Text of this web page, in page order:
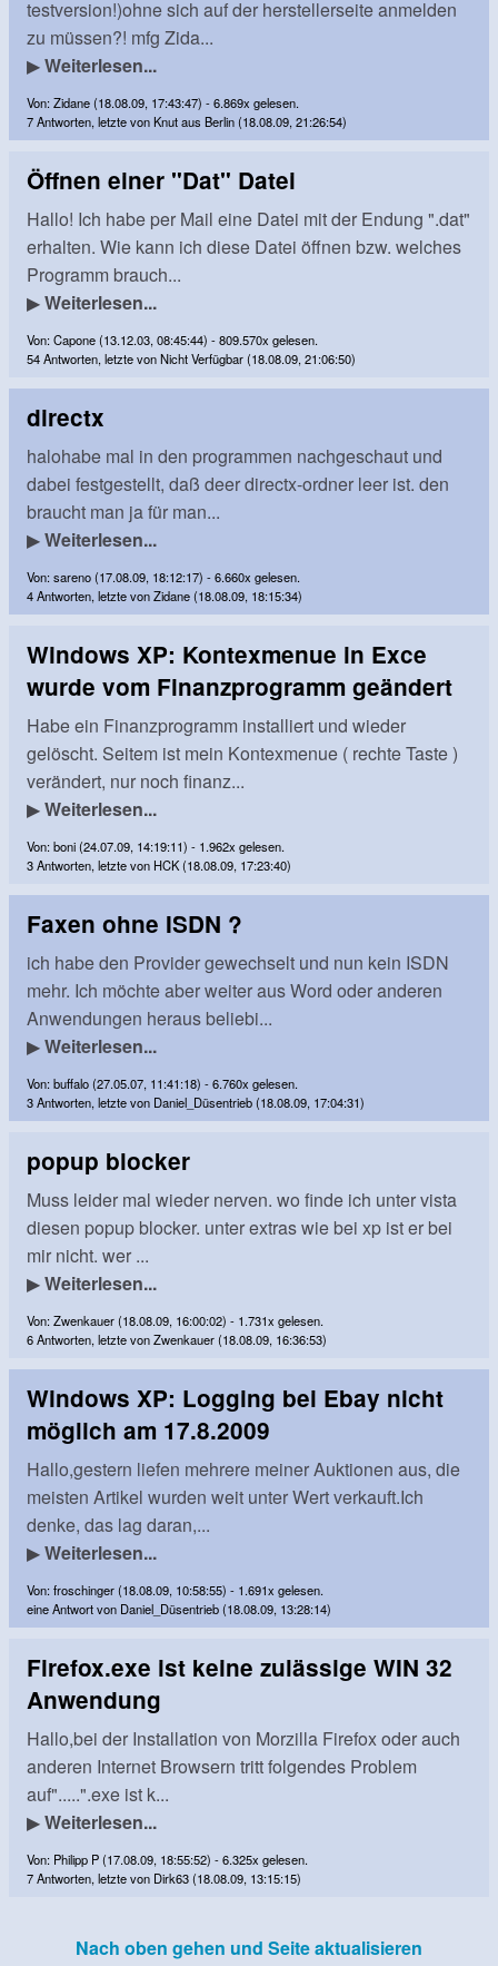
testversion!)ohne sich auf der herstellerseite anmelden
zu müssen?! mfg Zida...
▶Weiterlesen...
Von: Zidane (18.08.09, 17:43:47) - 6.869x gelesen.
7 Antworten, letzte von Knut aus Berlin (18.08.09, 21:26:54)
Öffnen einer "Dat" Datei
Hallo! Ich habe per Mail eine Datei mit der Endung ".dat"
erhalten. Wie kann ich diese Datei öffnen bzw. welches
Programm brauch...
▶Weiterlesen...
Von: Capone (13.12.03, 08:45:44) - 809.570x gelesen.
54 Antworten, letzte von Nicht Verfügbar (18.08.09, 21:06:50)
directx
halohabe mal in den programmen nachgeschaut und
dabei festgestellt, daß deer directx-ordner leer ist. den
braucht man ja für man...
▶Weiterlesen...
Von: sareno (17.08.09, 18:12:17) - 6.660x gelesen.
4 Antworten, letzte von Zidane (18.08.09, 18:15:34)
Windows XP: Kontexmenue in Exce
wurde vom Finanzprogramm geändert
Habe ein Finanzprogramm installiert und wieder
gelöscht. Seitem ist mein Kontexmenue ( rechte Taste )
verändert, nur noch finanz...
▶Weiterlesen...
Von: boni (24.07.09, 14:19:11) - 1.962x gelesen.
3 Antworten, letzte von HCK (18.08.09, 17:23:40)
Faxen ohne ISDN ?
ich habe den Provider gewechselt und nun kein ISDN
mehr. Ich möchte aber weiter aus Word oder anderen
Anwendungen heraus beliebi...
▶Weiterlesen...
Von: buffalo (27.05.07, 11:41:18) - 6.760x gelesen.
3 Antworten, letzte von Daniel_Düsentrieb (18.08.09, 17:04:31)
popup blocker
Muss leider mal wieder nerven. wo finde ich unter vista
diesen popup blocker. unter extras wie bei xp ist er bei
mir nicht. wer ...
▶Weiterlesen...
Von: Zwenkauer (18.08.09, 16:00:02) - 1.731x gelesen.
6 Antworten, letzte von Zwenkauer (18.08.09, 16:36:53)
Windows XP: Logging bei Ebay nicht
möglich am 17.8.2009
Hallo,gestern liefen mehrere meiner Auktionen aus, die
meisten Artikel wurden weit unter Wert verkauft.Ich
denke, das lag daran,...
▶Weiterlesen...
Von: froschinger (18.08.09, 10:58:55) - 1.691x gelesen.
eine Antwort von Daniel_Düsentrieb (18.08.09, 13:28:14)
Firefox.exe ist keine zulässige WIN 32
Anwendung
Hallo,bei der Installation von Morzilla Firefox oder auch
anderen Internet Browsern tritt folgendes Problem
auf".....".exe ist k...
▶Weiterlesen...
Von: Philipp P (17.08.09, 18:55:52) - 6.325x gelesen.
7 Antworten, letzte von Dirk63 (18.08.09, 13:15:15)
Nach oben gehen und Seite aktualisieren